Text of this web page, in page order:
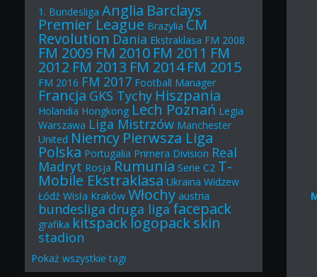
1. Bundesliga Anglia Barclays
Premier League Brazylia CM
Revolution Dania Ekstraklasa FM 2008
FM 2009 FM 2010 FM 2011 FM
2012 FM 2013 FM 2014 FM 2015
FM 2016 FM 2017 Football Manager
Francja GKS Tychy Hiszpania
Holandia Hongkong Lech Poznań Legia
Warszawa Liga Mistrzów Manchester
United Niemcy Pierwsza Liga
Polska Portugalia Primera Division Real
Madryt Rosja Rumunia Serie C2 T-
Mobile Ekstraklasa Ukraina Widzew
Łódź Wisła Kraków Włochy austria
bundesliga druga ligafacepack
grafika kitspacklogopackskin
stadion
Pokażwszystkie tagi